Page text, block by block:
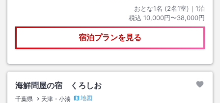
おとな1名 (2名1室)｜ 1泊
税込 10,000円〜38,000円
宿泊プランを見る
海鮮問屋の宿 くろしお
千葉県 天津・小湊
地図